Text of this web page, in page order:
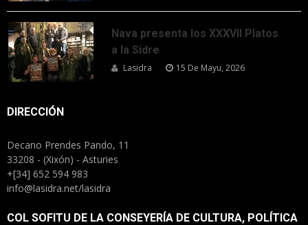
Nava presenta los XXXVII Platos
a la Sidre
Lasidra 15 De Mayu, 2026
DIRECCIÓN
Decano Prendes Pando, 11
33208 - (Xixón) - Asturies
+[34] 652 594 983
info@lasidra.net/lasidra
COL SOFITU DE LA CONSEYERÍA DE CULTURA, POLÍTICA